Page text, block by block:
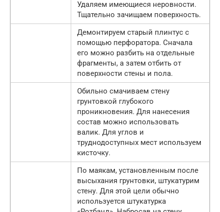
Удаляем имеющиеся неровности.
Тщательно зачищаем поверхность.
Демонтируем старый плинтус с
помощью перфоратора. Сначала
его можно разбить на отдельные
фрагменты, а затем отбить от
поверхности стены и пола.
Обильно смачиваем стену
грунтовкой глубокого
проникновения. Для нанесения
состав можно использовать
валик. Для углов и
труднодоступных мест используем
кисточку.
По маякам, установленным после
высыхания грунтовки, штукатурим
стену. Для этой цели обычно
используется штукатурка